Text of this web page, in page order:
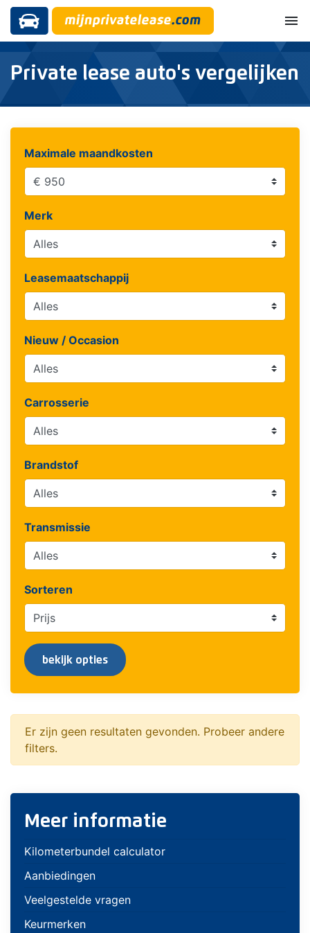
menu
Private lease auto's vergelijken
Maximale maandkosten
Merk
Leasemaatschappij
Nieuw / Occasion
Carrosserie
Brandstof
Transmissie
Sorteren
bekijk opties
Er zijn geen resultaten gevonden. Probeer andere
filters.
Meer informatie
Kilometerbundel calculator
Aanbiedingen
Veelgestelde vragen
Keurmerken